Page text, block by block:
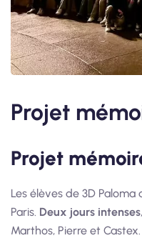
Projet
Projet
Les élèves de 3D
Paris. Deux jours intenses
Marthos, Pierre et